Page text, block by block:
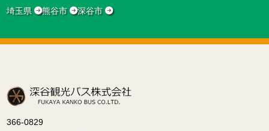
埼玉県 熊谷市 深谷市
366-0829